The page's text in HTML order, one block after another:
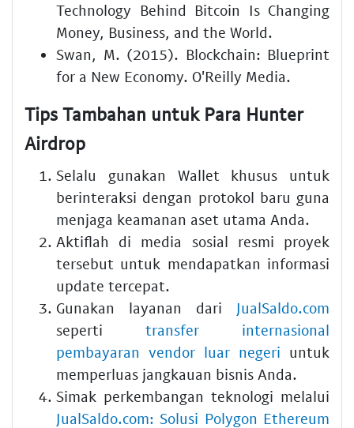
Technology Behind Bitcoin Is Changing
Money, Business, and the World.
Swan, M. (2015). Blockchain: Blueprint
for a New Economy. O'Reilly Media.
Tips Tambahan untuk Para Hunter
Airdrop
Selalu gunakan Wallet khusus untuk
berinteraksi dengan protokol baru guna
menjaga keamanan aset utama Anda.
Aktiflah di media sosial resmi proyek
tersebut untuk mendapatkan informasi
update tercepat.
Gunakan layanan dari JualSaldo.com
seperti transfer internasional
pembayaran vendor luar negeri untuk
memperluas jangkauan bisnis Anda.
Simak perkembangan teknologi melalui
JualSaldo.com: Solusi Polygon Ethereum